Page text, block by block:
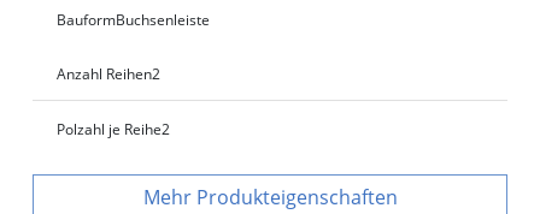
BauformBuchsenleiste
Anzahl Reihen2
Polzahl je Reihe2
Produkteigenschaften